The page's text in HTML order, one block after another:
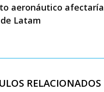
aeronáutico afectaría
Latam
RELACIONADOS